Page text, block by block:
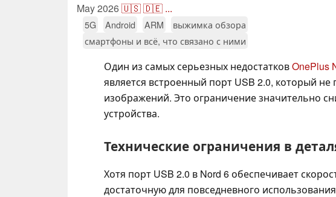
May 2026🇺🇸🇩🇪 ...
5G Android ARM
выжимка обзора
смартфоны и всё, что связано с ними
Один из самых серьезных недостатковOnePlus
является встроенный порт USB 2.0, который
изображений. Это ограничение значительно
устройства.
Технические ограничения в
Хотя порт USB 2.0 в Nord 6 обеспечивает
достаточную для повседневного